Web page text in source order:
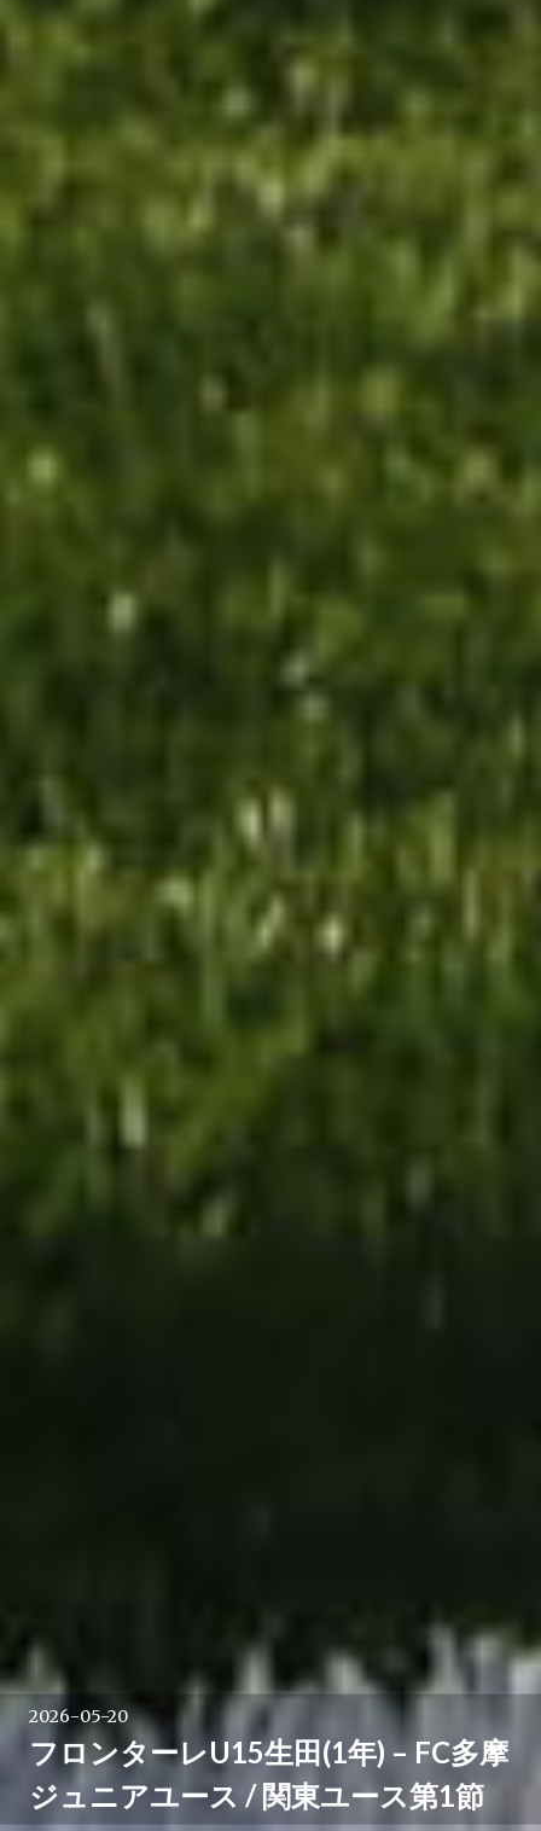
2026-05-20
フロンターレU15生田(1年) – FC多摩
ジュニアユース / 関東ユース第1節